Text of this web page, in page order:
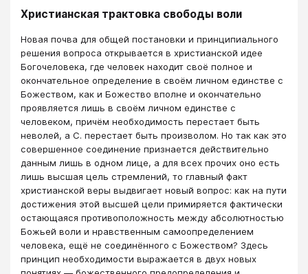
Христианская трактовка свободы воли
Новая почва для общей постановки и принципиального
решения вопроса открывается в христианской идее
Богочеловека, где человек находит своё полное и
окончательное определение в своём личном единстве с
Божеством, как и Божество вполне и окончательно
проявляется лишь в своём личном единстве с
человеком, причём необходимость перестает быть
неволей, а С. перестает быть произволом. Но так как это
совершенное соединение признается действительно
данным лишь в одном лице, а для всех прочих оно есть
лишь высшая цель стремлений, то главный факт
христианской веры выдвигает новый вопрос: как на пути
достижения этой высшей цели примиряется фактически
остающаяся противоположность между абсолютностью
Божьей воли и нравственным самоопределением
человека, ещё не соединённого с Божеством? Здесь
принцип необходимости выражается в двух новых